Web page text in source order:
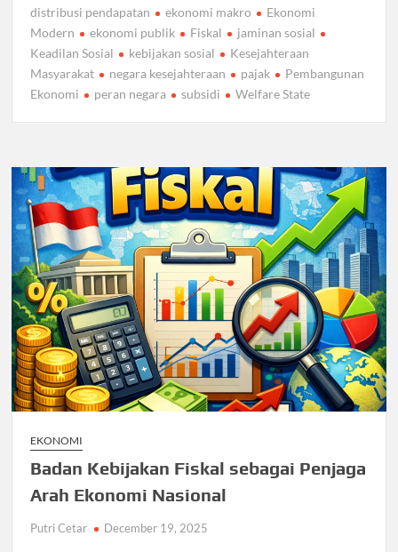
distribusi pendapatan ekonomi makro
Ekonomi
Modern
ekonomi publik Fiskal
jaminan sosial
Keadilan Sosial
kebijakan sosial
Kesejahteraan
Masyarakat
negara kesejahteraan pajak
Pembangunan
Ekonomi
peran negara subsidi Welfare State
EKONOMI
Badan Kebijakan Fiskal sebagai Penjaga
Arah Ekonomi Nasional
Putri Cetar December 19, 2025